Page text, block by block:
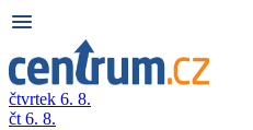
čtvrtek 6. 8.
čt 6. 8.